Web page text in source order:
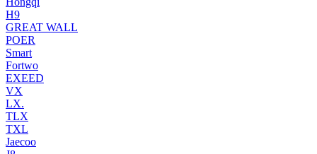
H9
GREAT WALL
POER
Smart
Fortwo
EXEED
VX
LX.
TLX
TXL
Jaecoo